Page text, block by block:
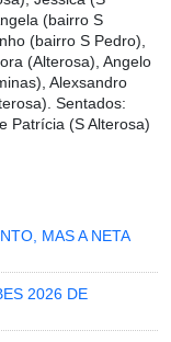
(bairro S
(bairro S Pedro),
(Alterosa), Angelo
Alexsandro
Sentados:
Patrícia (S Alterosa)
MAS A NETA
2026 DE